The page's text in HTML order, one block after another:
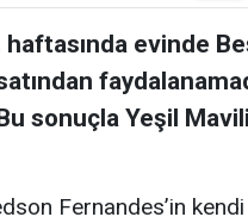
evinde
sonuçla Yeşil
Fernandes’in